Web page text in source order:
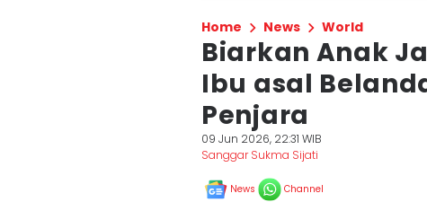
Home News World
Biarkan Anak
Ibu asal
Penjara
09 Jun 2026, 22:31 WIB
Sanggar Sukma Sijati
News Channel